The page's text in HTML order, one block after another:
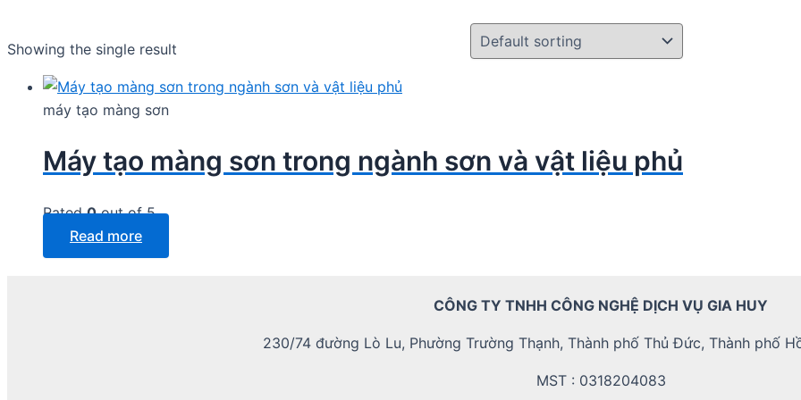
Showing the single result
máy tạo màng sơn
Máy tạo màng sơn trong ngành sơn và vật liệu phủ
Rated0out of 5
Read more
CÔNG TY TNHH CÔNG NGHỆ DỊCH VỤ GIA HUY
230/74 đường Lò Lu, Phường Trường Thạnh, Thành phố Thủ Đức, Thành phố
MST : 0318204083